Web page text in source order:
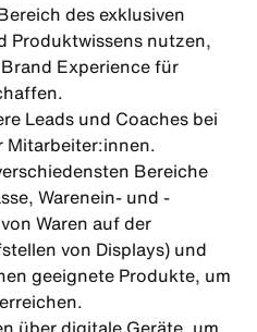
des exklusiven
Produktwissens nutzen,
Experience für
Leads und Coaches bei
Mitarbeiter:innen.
Bereiche
Warenein- und -
Waren auf der
von Displays) und
geeignete Produkte, um